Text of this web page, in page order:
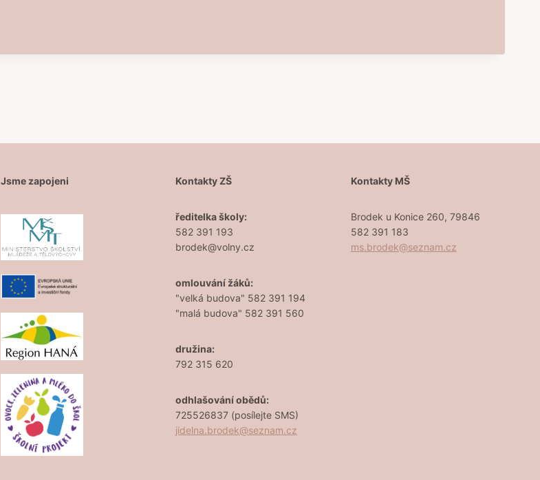
Jsme zapojeni Kontakty ZŠ
ředitelka školy:
582 391 193
brodek@volny.cz
omlouvání žáků:
"velká budova" 582 391 194
"malá budova" 582 391 560
družina:
792 315 620
odhlašování obědů:
725526837 (posílejte SMS)
jidelna.brodek@seznam.cz
Kontakty MŠ
Brodek u Konice 260, 79846
582 391 183
ms.brodek@seznam.cz